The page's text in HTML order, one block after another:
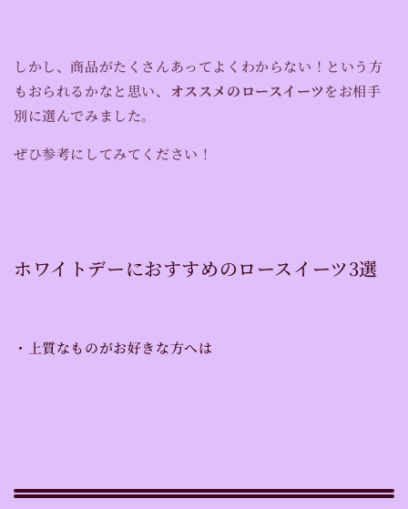
しかし、商品がたくさんあってよくわからない！という方
もおられるかなと思い、
オススメのロースイーツをお相手
別に選んでみました。
ぜひ参考にしてみてください！
ホワイトデーにおすすめのロースイーツ3選
・上質なものがお好きな方へは